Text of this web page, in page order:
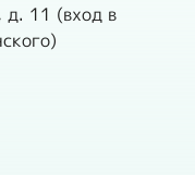
11 (вход в